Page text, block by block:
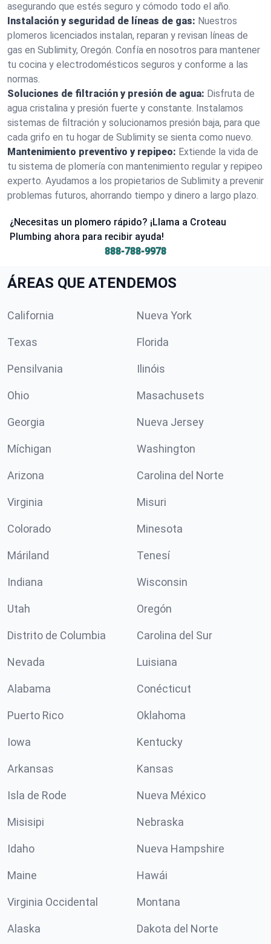
asegurando que estés seguro y cómodo todo el año.
Instalación y seguridad de líneas de gas: Nuestros
plomeros licenciados instalan, reparan y revisan líneas de
gas en Sublimity, Oregón. Confía en nosotros para mantener
tu cocina y electrodomésticos seguros y conforme a las
normas.
Soluciones de filtración y presión de agua: Disfruta de
agua cristalina y presión fuerte y constante. Instalamos
sistemas de filtración y solucionamos presión baja, para que
cada grifo en tu hogar de Sublimity se sienta como nuevo.
Mantenimiento preventivo y repipeo: Extiende la vida de
tu sistema de plomería con mantenimiento regular y repipeo
experto. Ayudamos a los propietarios de Sublimity a prevenir
problemas futuros, ahorrando tiempo y dinero a largo plazo.
¿Necesitas un plomero rápido? ¡Llama a Croteau
Plumbing ahora para recibir ayuda!
888-788-9978
ÁREAS QUE ATENDEMOS
California Nueva York
Texas Florida
Pensilvania Ilinóis
Ohio Masachusets
Georgia Nueva Jersey
Míchigan Washington
Arizona Carolina del Norte
Virginia Misuri
Colorado Minesota
Máriland Tenesí
Indiana Wisconsin
Utah Oregón
Distrito de Columbia Carolina del Sur
Nevada Luisiana
Alabama Conécticut
Puerto Rico Oklahoma
Iowa Kentucky
Arkansas Kansas
Isla de Rode Nueva México
Misisipi Nebraska
Idaho Nueva Hampshire
Maine Hawái
Virginia Occidental Montana
Alaska Dakota del Norte